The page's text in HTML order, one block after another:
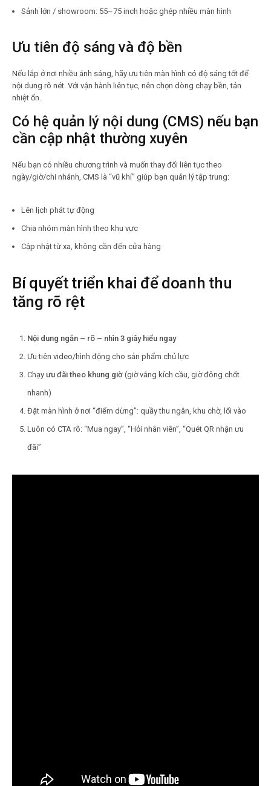
Sảnh lớn / showroom: 55–75 inch hoặc ghép nhiều màn hình
Ưu tiên độ sáng và độ bền
Nếu lắp ở nơi nhiều ánh sáng, hãy ưu tiên màn hình có độ sáng tốt để
nội dung rõ nét. Với vận hành liên tục, nên chọn dòng chạy bền, tản
nhiệt ổn.
Có hệ quản lý nội dung (CMS) nếu bạn
cần cập nhật thường xuyên
Nếu bạn có nhiều chương trình và muốn thay đổi liên tục theo
ngày/giờ/chi nhánh, CMS là “vũ khí” giúp bạn quản lý tập trung:
Lên lịch phát tự động
Chia nhóm màn hình theo khu vực
Cập nhật từ xa, không cần đến cửa hàng
Bí quyết triển khai để doanh thu
tăng rõ rệt
Nội dung ngắn – rõ – nhìn 3 giây hiểu ngay
Ưu tiên video/hình động cho sản phẩm chủ lực
Chạy ưu đãi theo khung giờ (giờ vắng kích cầu, giờ đông chốt
nhanh)
Đặt màn hình ở nơi “điểm dừng”: quầy thu ngân, khu chờ, lối vào
Luôn có CTA rõ: “Mua ngay”, “Hỏi nhân viên”, “Quét QR nhận ưu
đãi”